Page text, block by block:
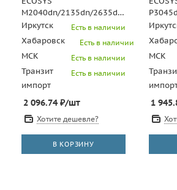
M2040dn/2135dn/2635dn/P2235dn/
(CET), CET531003
Иркутск Есть в наличии
Хабаровск Есть в наличии
МСК Есть в наличии
Транзит
импорт
Есть в наличии
2 096.74₽/шт
Хотите дешевле?
В КОРЗИНУ
(CET),
МСК
1